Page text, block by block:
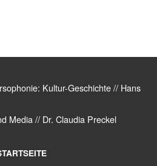
Kultur-Geschichte // Hans
Media // Dr. Claudia Preckel